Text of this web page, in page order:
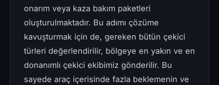
onarım veya kaza bakım paketleri
oluşturulmaktadır. Bu adımı çözüme
kavuşturmak için de, gereken bütün çekici
türleri değerlendirilir, bölgeye en yakın ve en
donanımlı çekici ekibimiz gönderilir. Bu
sayede araç içerisinde fazla beklemenin ve